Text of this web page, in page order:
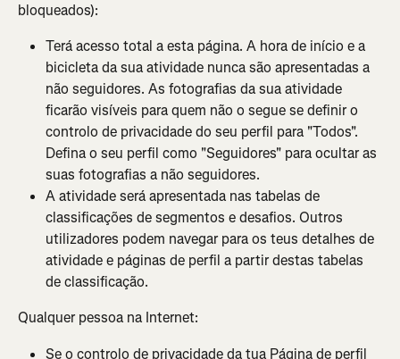
bloqueados):
Terá acesso total a esta página. A hora de início e a
bicicleta da sua atividade nunca são apresentadas a
não seguidores. As fotografias da sua atividade
ficarão visíveis para quem não o segue se definir o
controlo de privacidade do seu perfil para "Todos".
Defina o seu perfil como "Seguidores" para ocultar as
suas fotografias a não seguidores.
A atividade será apresentada nas tabelas de
classificações de segmentos e desafios. Outros
utilizadores podem navegar para os teus detalhes de
atividade e páginas de perfil a partir destas tabelas
de classificação.
Qualquer pessoa na Internet:
Se o controlo de privacidade da tua Página de perfil